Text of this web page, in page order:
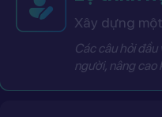
Xây dựng
Các câu hỏi
người, nâng cao